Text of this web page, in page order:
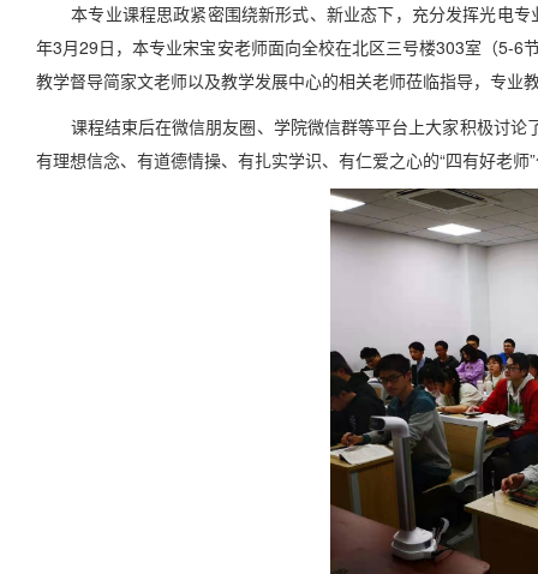
本专业课程思政紧密围绕新形式、新业态下，充分发挥光电专
年3月29日，本专业宋宝安老师面向全校在北区三号楼303室（5-
教学督导简家文老师以及教学发展中心的相关老师莅临指导，专
课程结束后在微信朋友圈、学院微信群等平台上大家积极讨论
有理想信念、有道德情操、有扎实学识、有仁爱之心的“四有好老